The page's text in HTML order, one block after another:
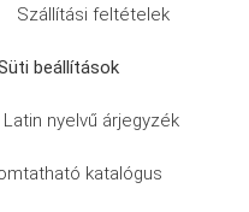
Szállítási feltételek
beállítások
Latin nyelvű árjegyzék
katalógus